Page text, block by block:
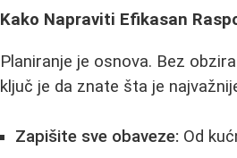
Kako Napraviti Efikasan
Planiranje je osnova. Bez
ključ je da znate šta je
Zapišite sve obaveze: Od